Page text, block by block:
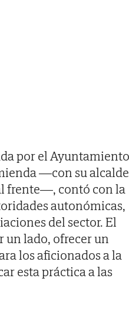
por el Ayuntamiento
—con su
frente—, contó con la
autonómicas,
del sector. El
un lado, ofrecer un
los aficionados a la
esta práctica a las